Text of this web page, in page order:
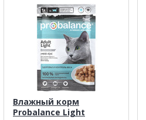
Влажный корм
Probalance Light